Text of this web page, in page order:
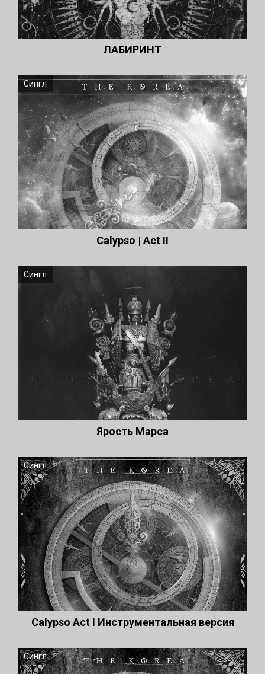
ЛАБИРИНТ
Сингл
Calypso | Act II
Сингл
Ярость Марса
Сингл
Сalypso Act I Инструментальная версия
Сингл